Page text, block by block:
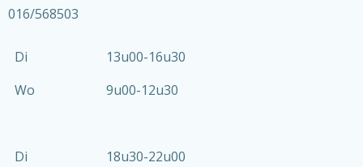
016/568503
Di
13u00-16u30
Wo
9u00-12u30
Di
18u30-22u00